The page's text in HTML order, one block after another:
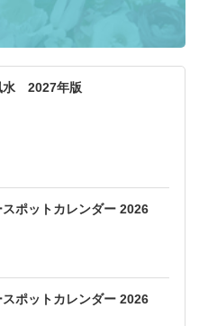
水 2027年版
ポットカレンダー 2026
ポットカレンダー 2026